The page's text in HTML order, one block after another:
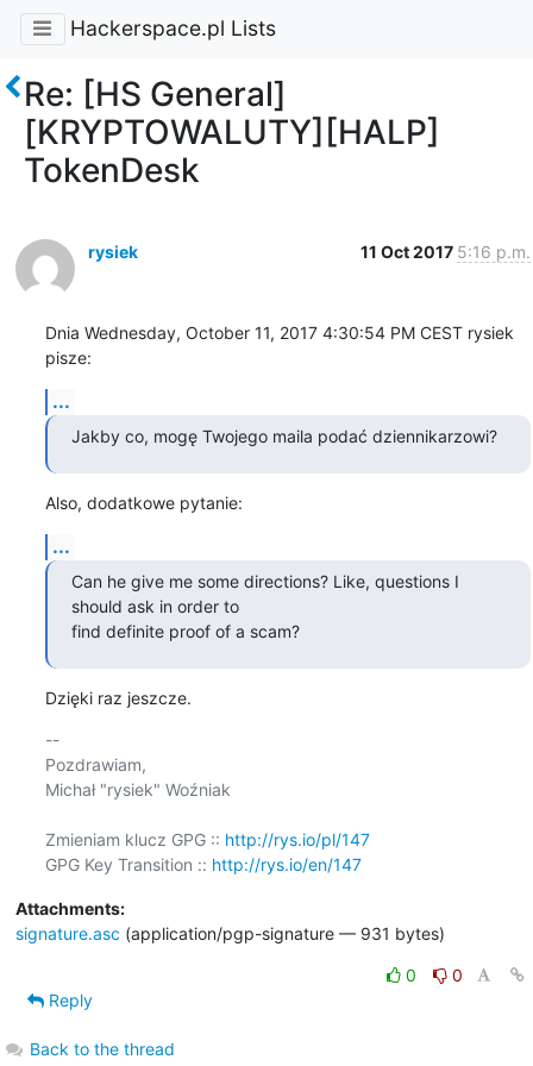
Hackerspace.pl Lists
Re: [HS General]
[KRYPTOWALUTY][HALP]
TokenDesk
rysiek 11 Oct 2017 5:16 p.m.
Dnia Wednesday, October 11, 2017 4:30:54 PM CEST rysiek
pisze:
...
Jakby co, mogę Twojego maila podać dziennikarzowi?
Also, dodatkowe pytanie:
...
Can he give me some directions? Like, questions I
should ask in order to
find definite proof of a scam?
Dzięki raz jeszcze.
--
Pozdrawiam,
Michał "rysiek" Woźniak
Zmieniam klucz GPG :: http://rys.io/pl/147
GPG Key Transition :: http://rys.io/en/147
Attachments:
signature.asc (application/pgp-signature — 931 bytes)
0
0
Reply
Back to the thread